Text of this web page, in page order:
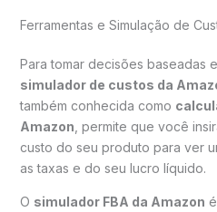
Ferramentas e Simulação de
Para tomar decisões baseadas
simulador de custos da
também conhecida como
Amazon , permite que você
custo do seu produto para ver
as taxas e do seu lucro líquido.
O simulador FBA da Amazon